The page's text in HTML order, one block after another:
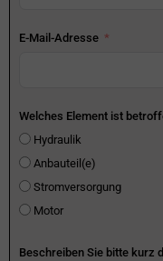
E-Mail-Adresse
Welches Element ist
Hydraulik
Anbauteil(e)
Stromversorgung
Motor
Beschreiben Sie bitte kurz